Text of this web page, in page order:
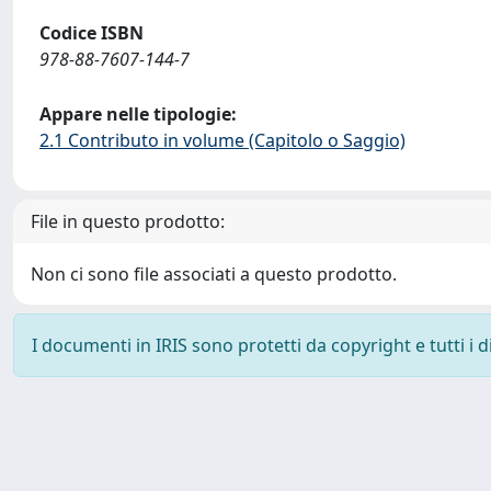
Codice ISBN
978-88-7607-144-7
Appare nelle tipologie:
2.1 Contributo in volume (Capitolo o Saggio)
File in questo prodotto:
Non ci sono file associati a questo prodotto.
I documenti in IRIS sono protetti da copyright e tutti i